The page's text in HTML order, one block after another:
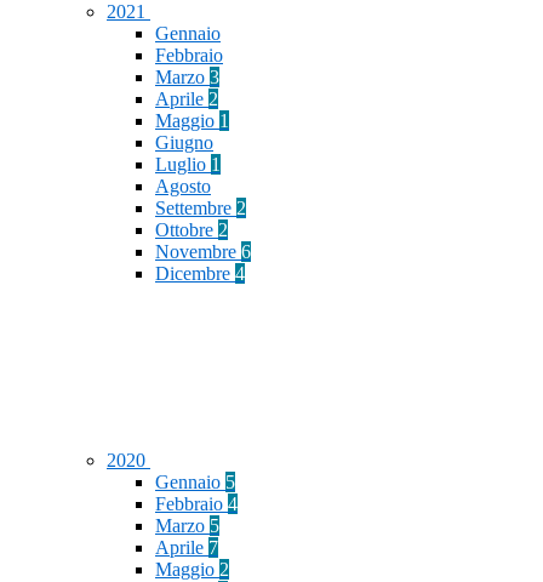
2021
Gennaio
Febbraio
Marzo 3
Aprile 2
Maggio 1
Giugno
Luglio 1
Agosto
Settembre 2
Ottobre 2
Novembre 6
Dicembre 4
2020
Gennaio 5
Febbraio 4
Marzo 5
Aprile 7
Maggio 2